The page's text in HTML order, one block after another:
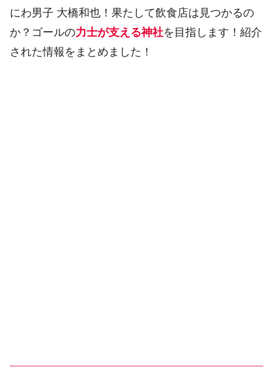
にわ男子 大橋和也！果たして飲食店は見つかるの
か？ゴールの力士が支える神社を目指します！紹介
された情報をまとめました！